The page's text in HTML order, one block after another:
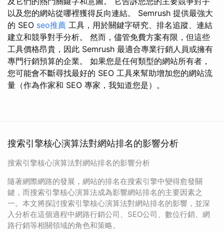
以及您的網站從哪裡獲得反向連結。 Semrush 提供最強大
的 SEO seo推薦 工具，用於關鍵字研究、排名追蹤、連結
建立和競爭對手分析。 然而，儘管免費方案有限，但這些
工具價格昂貴，因此 Semrush 最適合專業行銷人員或擁有
專門行銷預算的企業。 如果您是任何類型的網站所有者，
您可能會不斷尋找最好的 SEO 工具來幫助增加您的網站流
量（作為作家和 SEO 專家，我知道您是）。
搜索引擎核心演算法對網站排名的影響分析
搜索引擎核心演算法對網站排名的影響分析
隨著網際網路的發展，網站的排名在搜索引擎中變得愈發關
鍵，而搜索引擎核心演算法成為影響網站排名的主要因素之
一。本文將探討搜索引擎核心演算法對網站排名的影響，並深
入分析在這個過程中網路行銷公司、SEO公司、數位行銷、網
路行銷等相關領域的角色和策略。